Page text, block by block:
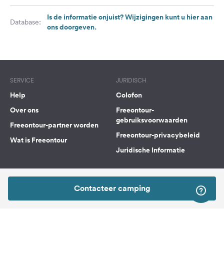
Contacteer camping
Database:
Is de informatie onjuist? Wijzigingen kunt u hier aan
ons doorgeven.
SERVICE
Help
Over ons
Freeontour-partner worden
Wat is Freeontour
JURIDISCH
Colofon
Freeontour-
gebruiksvoorwaarden
Freeontour-privacybeleid
Juridische Informatie
FREEONTOUR APPS